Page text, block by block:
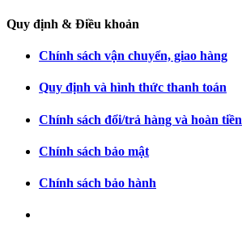
Quy định & Điều khoản
Chính sách vận chuyển, giao hàng
Quy định và hình thức thanh toán
Chính sách đổi/trả hàng và hoàn tiền
Chính sách bảo mật
Chính sách bảo hành